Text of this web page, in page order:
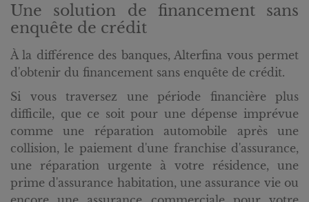
Une solution de financement sans
enquête de crédit
À la différence des banques, Alterfina vous permet
d'obtenir du financement sans enquête de crédit.
Si vous traversez une période financière plus
difficile, que ce soit pour une dépense imprévue
comme une réparation automobile après une
collision, le paiement d'une franchise d'assurance,
une réparation urgente à votre résidence, une
prime d'assurance habitation, une assurance vie ou